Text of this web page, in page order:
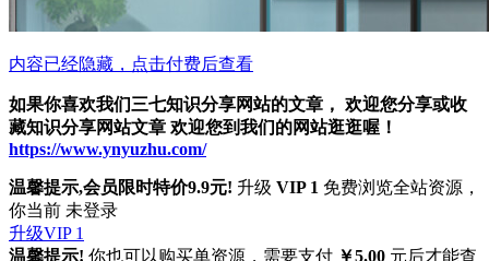
内容已经隐藏，点击付费后查看
如果你喜欢我们三七知识分享网站的文章， 欢迎您分享或收
藏知识分享网站文章 欢迎您到我们的网站逛逛喔！
https://www.ynyuzhu.com/
温馨提示,会员限时特价9.9元! 升级 VIP 1 免费浏览全站资源，
你当前 未登录
升级VIP 1
温馨提示! 你也可以购买单资源，需要支付 ￥5.00 元后才能查